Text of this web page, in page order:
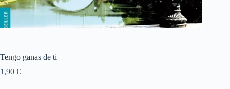
Tengo ganas de ti
1,90 €